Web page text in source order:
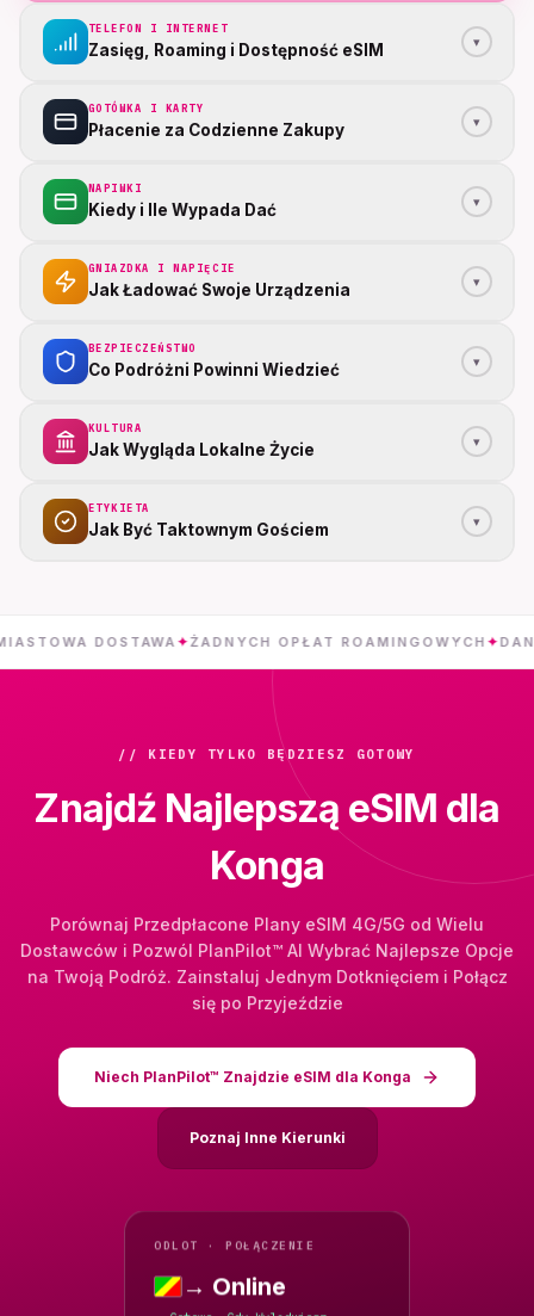
TELEFON I INTERNET
Zasięg, Roaming i Dostępność eSIM ▾
GOTÓWKA I KARTY
Płacenie za Codzienne Zakupy ▾
NAPIWKI
Kiedy i Ile Wypada Dać ▾
GNIAZDKA I NAPIĘCIE
Jak Ładować Swoje Urządzenia ▾
BEZPIECZEŃSTWO
Co Podróżni Powinni Wiedzieć ▾
KULTURA
Jak Wygląda Lokalne Życie ▾
ETYKIETA
Jak Być Taktownym Gościem ▾
DOSTAWA ✦ŻADNYCH OPŁAT ROAMINGOWYCH✦DANE 5G
// KIEDY TYLKO BĘDZIESZ GOTOWY
Znajdź Najlepszą eSIM dla
Konga
Porównaj Przedpłacone Plany eSIM 4G/5G od Wielu
Dostawców i Pozwól PlanPilot™ AI Wybrać Najlepsze Opcje
na Twoją Podróż. Zainstaluj Jednym Dotknięciem i Połącz
się po Przyjeździe
Niech PlanPilot™ Znajdzie eSIM dla Konga
Poznaj Inne Kierunki
ODLOT · POŁĄCZENIE
Kongo
→ Online